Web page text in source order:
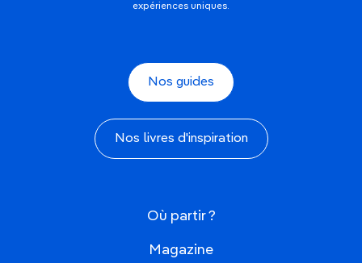
expériences uniques.
Nos guides
Nos livres d'inspiration
Où partir ?
Magazine